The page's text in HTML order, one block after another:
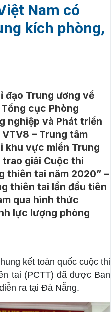
Nam có
kích phòng,
đạo Trung ương về
cục Phòng
nghiệp và Phát triển
– Trung tâm
khu vực miền Trung
giải Cuộc thi
thiên tai năm 2020” –
thiên tai lần đầu tiên
qua hình thức
lực lượng phòng
kết toàn quốc cuộc thi
tai (PCTT) đã được Ban
ra tại Đà Nẵng.